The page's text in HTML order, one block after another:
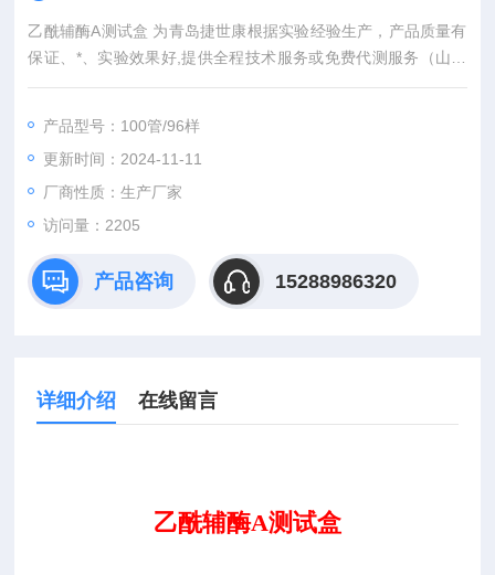
乙酰辅酶A测试盒 为青岛捷世康根据实验经验生产，产品质量有
保证、*、实验效果好,提供全程技术服务或免费代测服务（山东
省内可上门取样）产品具有灵敏度高，快速,准确,操作简单,易于
产品型号：100管/96样
更新时间：2024-11-11
厂商性质：生产厂家
访问量：2205
产品咨询 15288986320
详细介绍 在线留言
乙酰辅酶A测试盒